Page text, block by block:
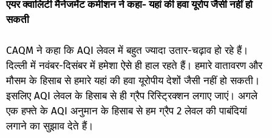
एयर क्वालिटी मैनेजमेंट कमीशन ने कहा- यहां की हवा यूरोप जैसी नहीं हो
सकती
CAQM ने कहा कि AQI लेवल में बहुत ज्यादा उतार-चढ़ाव हो रहे हैं।
दिल्ली में नवंबर-दिसंबर में हमेशा ऐसे ही हाल रहते हैं। हमारे वातावरण और
मौसम के हिसाब से हमारे यहां की हवा यूरोपीय देशों जैसी नहीं हो सकती।
इसलिए AQI लेवल के हिसाब से ही ग्रैप रिस्ट्रिक्शन लगाए जाएं। अगले
एक हफ्ते के AQI अनुमान के हिसाब से हम ग्रैप 2 लेवल की पाबंदियां
लगाने का सुझाव देते हैं।